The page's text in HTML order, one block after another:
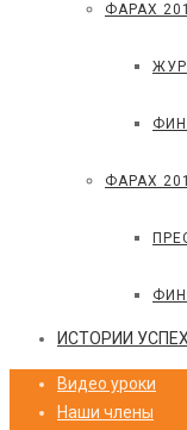
ФАРАХ
ФАРАХ
ИСТОРИИ
Видео уроки
Наши члены